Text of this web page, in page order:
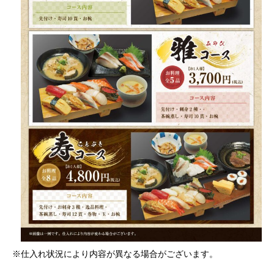
※仕入れ状況により内容が異なる場合がございます。